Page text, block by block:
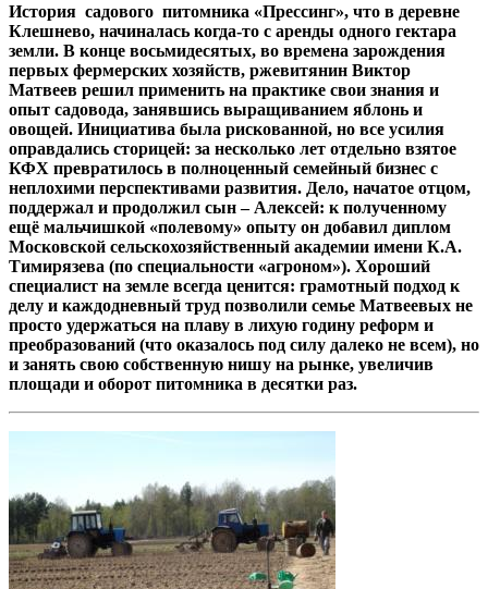
История садового питомника «Прессинг», что в деревне
Клешнево, начиналась когда-то с аренды одного гектара
земли. В конце восьмидесятых, во времена зарождения
первых фермерских хозяйств, ржевитянин Виктор
Матвеев решил применить на практике свои знания и
опыт садовода, занявшись выращиванием яблонь и
овощей. Инициатива была рискованной, но все усилия
оправдались сторицей: за несколько лет отдельно взятое
КФХ превратилось в полноценный семейный бизнес с
неплохими перспективами развития. Дело, начатое отцом,
поддержал и продолжил сын – Алексей: к полученному
ещё мальчишкой «полевому» опыту он добавил диплом
Московской сельскохозяйственный академии имени К.А.
Тимирязева (по специальности «агроном»). Хороший
специалист на земле всегда ценится: грамотный подход к
делу и каждодневный труд позволили семье Матвеевых не
просто удержаться на плаву в лихую годину реформ и
преобразований (что оказалось под силу далеко не всем), но
и занять свою собственную нишу на рынке, увеличив
площади и оборот питомника в десятки раз.